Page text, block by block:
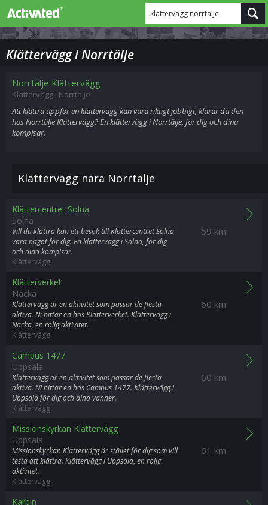
klättervägg norrtälje
Klättervägg i Norrtälje
Norrtälje Klättervägg
Klättervägg i Norrtälje
Att klättra uppför en klättervägg kan vara riktigt jobbigt, klarar du den
hos Norrtälje Klättervägg? En klättervägg i Norrtälje, för dig och dina
kompisar.
Klättervägg nära Norrtälje
59 km
Klättercentret Solna
Solna
Vill du klättra kan ett besök till Klättercentret Solna
vara något för dig. En klättervägg i Solna, för dig
och dina kompisar.
Klättervägg
60 km
Klätterverket
Nacka
Klättervägg är en aktivitet som passar de flesta
aktiva. Ni hittar en hos Klätterverket. Klättervägg i
Nacka, en rolig aktivitet.
Klättervägg
60 km
Campus 1477
Uppsala
Klättervägg är en aktivitet som passar de flesta
aktiva. Ni hittar en hos Campus 1477. Klättervägg i
Uppsala för dig och dina vänner.
Klättervägg
61 km
Missionskyrkan Klättervägg
Uppsala
Missionskyrkan Klättervägg är stället för dig som vill
testa att klättra. Klättervägg i Uppsala, en rolig
aktivitet.
Klättervägg
Karbin